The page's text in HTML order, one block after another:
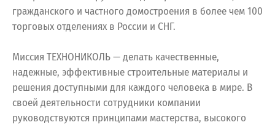
гражданского и частного домостроения в более чем 100
торговых отделениях в России и СНГ.
Миссия ТЕХНОНИКОЛЬ — делать качественные,
надежные, эффективные строительные материалы и
решения доступными для каждого человека в мире. В
своей деятельности сотрудники компании
руководствуются принципами мастерства, высокого